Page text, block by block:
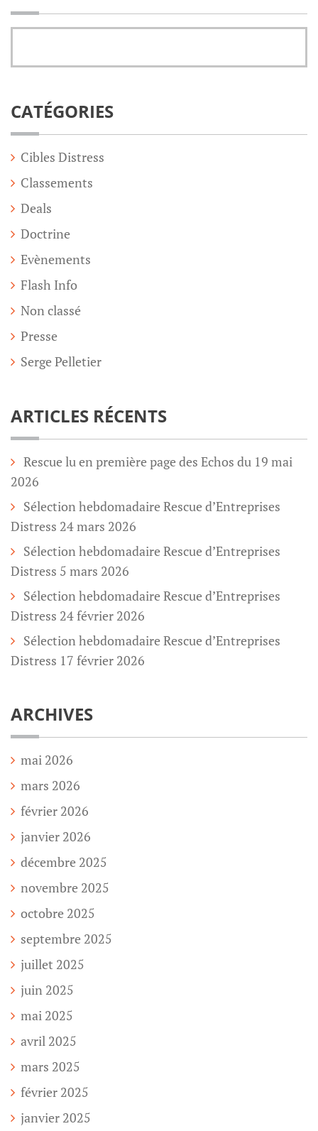
CATÉGORIES
Cibles Distress
Classements
Deals
Doctrine
Evènements
Flash Info
Non classé
Presse
Serge Pelletier
ARTICLES RÉCENTS
Rescue lu en première page des Echos du 19 mai
2026
Sélection hebdomadaire Rescue d’Entreprises
Distress 24 mars 2026
Sélection hebdomadaire Rescue d’Entreprises
Distress 5 mars 2026
Sélection hebdomadaire Rescue d’Entreprises
Distress 24 février 2026
Sélection hebdomadaire Rescue d’Entreprises
Distress 17 février 2026
ARCHIVES
mai 2026
mars 2026
février 2026
janvier 2026
décembre 2025
novembre 2025
octobre 2025
septembre 2025
juillet 2025
juin 2025
mai 2025
avril 2025
mars 2025
février 2025
janvier 2025